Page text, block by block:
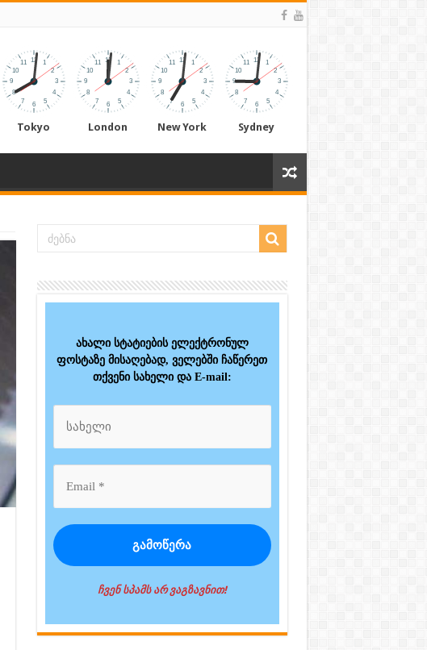
Tokyo London New York Sydney
ახალი სტატიების ელექტრონულ
ფოსტაზე მისაღებად, ველებში ჩაწერეთ
თქვენი სახელი და E-mail:
ჩვენ სპამს არ ვაგზავნით!